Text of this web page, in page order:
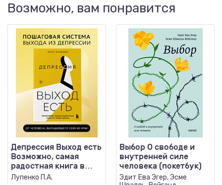
Возможно, вам понравится
Депрессия Выход есть
Возможно, самая
радостная книга в
твоей жизни
Лупенко П.А.
Выбор О свободе и
внутренней силе
человека (покетбук)
Эдит Ева Эгер, Эсме